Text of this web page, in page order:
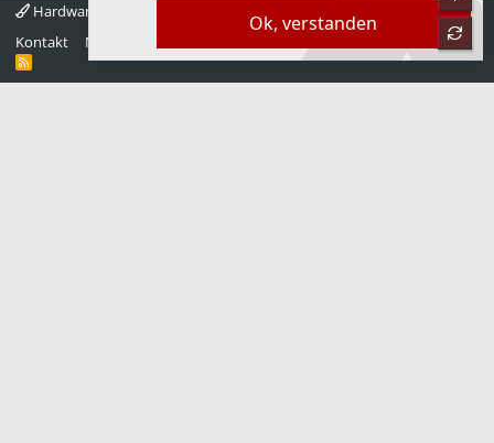
Hardwareluxx 4.0
Kontakt
Nutzungsbedingungen Startseite
R
Ok, verstanden